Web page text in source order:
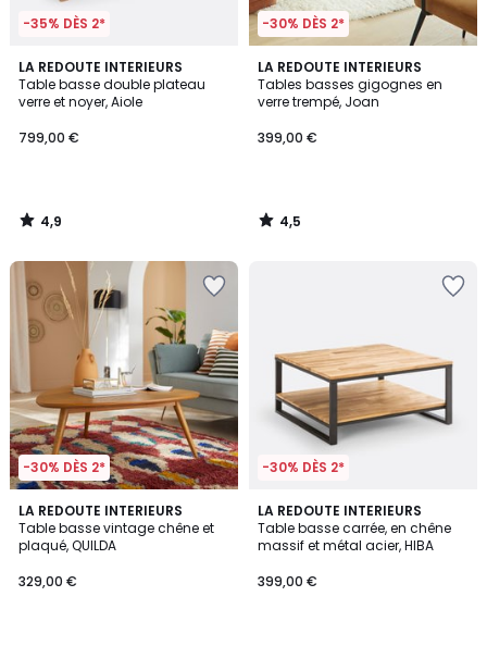
-35% DÈS 2*
LA REDOUTE INTERIEURS
Table basse double plateau
verre et noyer, Aiole
799,00 €
4,9
/ 5
4,9
/
-30% DÈS 2*
LA REDOUTE INTERIEURS
Tables basses gigognes en
verre trempé, Joan
399,00 €
4,5
/ 5
4,5
/
-30% DÈS 2*
LA REDOUTE INTERIEURS
Table basse vintage chêne et
plaqué, QUILDA
329,00 €
4,5
/ 5
-30% DÈS 2*
LA REDOUTE INTERIEURS
Table basse carrée, en chêne
massif et métal acier, HIBA
399,00 €
4,2
/ 5